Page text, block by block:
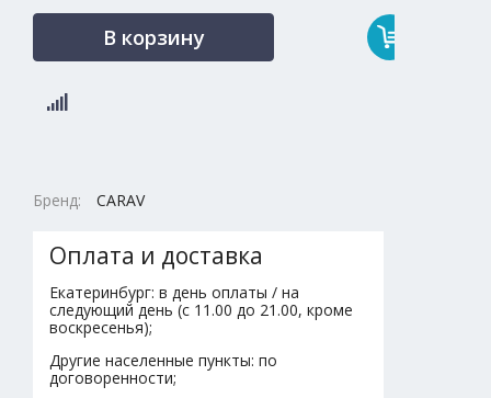
В корзину
Бренд: CARAV
Оплата и доставка
Екатеринбург: в день оплаты / на
следующий день (с 11.00 до 21.00, кроме
воскресенья);
Другие населенные пункты: по
договоренности;